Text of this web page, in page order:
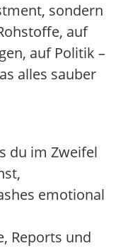
sondern
auf
auf Politik –
alles sauber
du im Zweifel
emotional
Reports und